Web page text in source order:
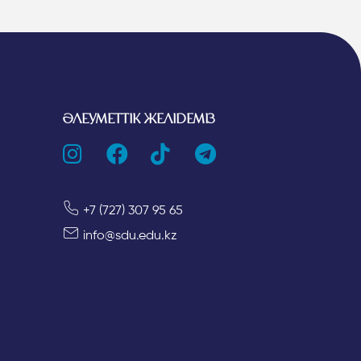
ӘЛЕУМЕТТІК ЖЕЛІДЕМІЗ
+7 (727) 307 95 65
info@sdu.edu.kz